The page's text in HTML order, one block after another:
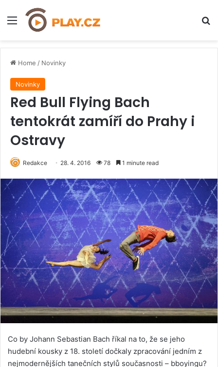
Menu
Home / Novinky
Novinky
Red Bull Flying Bach
tentokrát zamíří do Prahy i
Ostravy
Redakce 28. 4. 2016 78 1 minute read
Co by Johann Sebastian Bach říkal na to, že se jeho
hudební kousky z 18. století dočkaly zpracování jedním z
nejmodernějších tanečních stylů současnosti – bboyingu?